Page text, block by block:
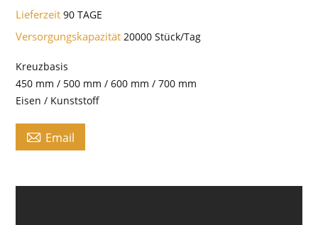
Lieferzeit90 TAGE
Versorgungskapazität 20000 Stück/Tag
Kreuzbasis
450 mm / 500 mm / 600 mm / 700 mm
Eisen / Kunststoff
 Email